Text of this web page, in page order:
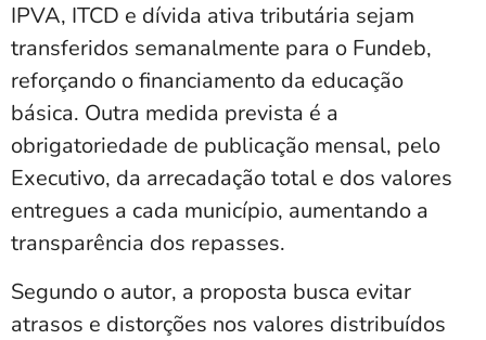
IPVA, ITCD e dívida ativa tributária sejam
transferidos semanalmente para o Fundeb,
reforçando o financiamento da educação
básica. Outra medida prevista é a
obrigatoriedade de publicação mensal, pelo
Executivo, da arrecadação total e dos valores
entregues a cada município, aumentando a
transparência dos repasses.
Segundo o autor, a proposta busca evitar
atrasos e distorções nos valores distribuídos